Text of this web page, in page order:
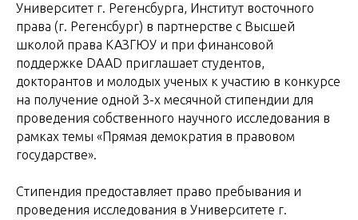
Университет г. Регенсбурга, Институт восточного
права (г. Регенсбург) в партнерстве с Высшей
школой права КАЗГЮУ и при финансовой
поддержке DAAD приглашает студентов,
докторантов и молодых ученых к участию в конкурсе
на получение одной 3-х месячной стипендии для
проведения собственного научного исследования в
рамках темы «Прямая демократия в правовом
государстве».
Стипендия предоставляет право пребывания и
проведения исследования в Университете г.